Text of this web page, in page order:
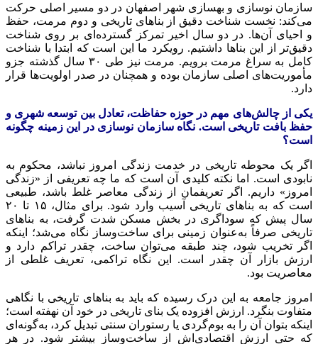
سازمان نوسازی و بهسازی شهر اصفهان در دو مسیر اصلی حرکت
می‌کند: نخست شناخت دقیق از بناهای تاریخی و دوم مرمت، حفظ
و احیای آن‌ها. در دو سال اخیر تمرکز گسترده‌ای بر روی شناخت
دقیق‌تر از این بناها داشتیم. رویکرد ما این است که ابتدا با شناخت
کامل به سراغ مرمت برویم. مرمت نیز طی ۳۰ سال گذشته
جزو
مأموریت‌های اصلی سازمان بوده و همچنان در صدر اولویت‌ها قرار
دارد.
یکی از چالش‌های مهم در حوزه حفاظت، تعادل بین توسعه شهری و
حفظ بافت تاریخی است. نگاه سازمان نوسازی در این زمینه چگونه
است؟
اگر یک محوطه تاریخی در خدمت زندگی امروز نباشد، محکوم به
نابودی است. اما نکته کلیدی آن است که ما چه تعریفی از «زندگی
امروز» داریم. اگر تعریفمان از زندگی معاصر غلط باشد، طبیعی
است که به بناهای تاریخی آسیب وارد شود. برای مثال، ۱۵ تا ۲۰
سال پیش که سوداگری در بخش مسکن شدت گرفت، به بناهای
تاریخی صرفاً به‌عنوان زمینی برای ساخت‌وساز نگاه می‌شد؛ اینکه
اگر تخریب شود، چند طبقه می‌توان ساخت، چقدر تراکم دارد و
ارزش بازار آن چقدر است. این نگاه تراکمی، تعریف غلطی از
معاصریت بود.
امروز جامعه به این درک رسیده که باید به بناهای تاریخی با نگاهی
متفاوت بنگرد. ارزش افزوده یک بنای تاریخی در خود آن نهفته است؛
اینکه بتوان آن را به بوم‌گردی یا رستوران سنتی تبدیل کرد، به‌گونه‌ای
که حتی ارزش اقتصادی‌اش از ساخت‌وساز بیشتر شود. در هر